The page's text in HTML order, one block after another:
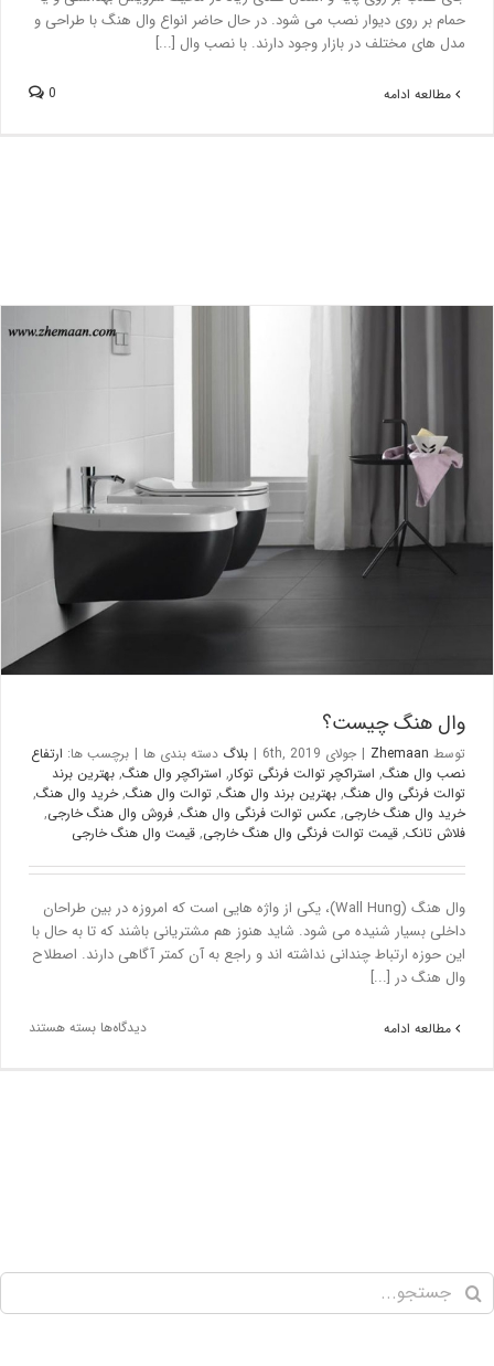
حمام بر روی دیوار نصب می شود. در حال حاضر انواع وال هنگ با طراحی و
مدل های مختلف در بازار وجود دارند. با نصب وال [...]
مطالعه ادامه
وال هنگ چیست؟
بلاگ
وال هنگ چیست؟
توسطZhemaan
| جولای 6th, 2019 | بلاگدسته بندی ها برچسب ها: ارتفاع
نصب وال هنگ,استراکچر توالت فرنگی توکار,استراکچر وال هنگ,بهترین برند
توالت فرنگی وال هنگ,بهترین برند وال هنگ,توالت وال هنگ,خرید وال هنگ,
خرید وال هنگ خارجی,عکس توالت فرنگی وال هنگ,فروش وال هنگ خارجی,
فلاش تانک,قیمت توالت فرنگی وال هنگ خارجی,قیمت وال هنگ خارجی
وال هنگ (Wall Hung)، یکی از واژه هایی است که امروزه در بین طراحان
داخلی بسیار شنیده می شود. شاید هنوز هم مشتریانی باشند که تا به حال با
این حوزه ارتباط چندانی نداشته اند و راجع به آن کمتر آگاهی دارند. اصطلاح
وال هنگ در [...]
مطالعه ادامه دیدگاه‌هابسته هستند